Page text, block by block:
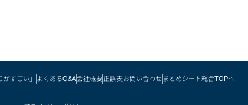
すごい」 よくあるQ&A会社概要 正誤表 お問い合わせ まとめシート総合TOPへ